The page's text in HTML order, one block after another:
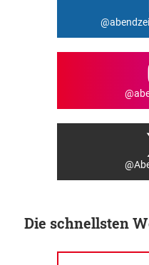
Die schnellsten